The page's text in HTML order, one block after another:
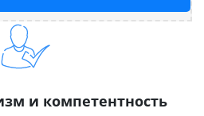
и компетентность